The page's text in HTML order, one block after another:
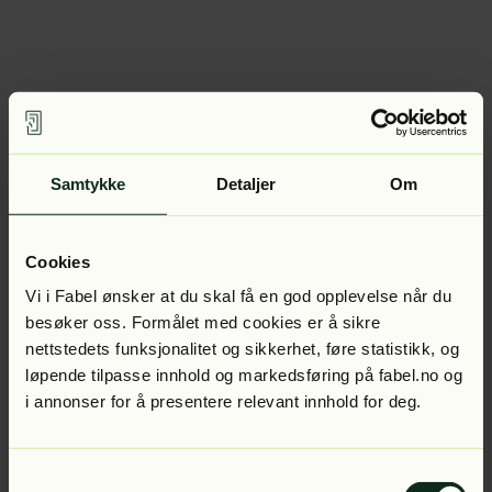
Samtykke Detaljer Om
Cookies
Vi i Fabel ønsker at du skal få en god opplevelse når du
besøker oss. Formålet med cookies er å sikre
nettstedets funksjonalitet og sikkerhet, føre statistikk, og
løpende tilpasse innhold og markedsføring på fabel.no og
i annonser for å presentere relevant innhold for deg.